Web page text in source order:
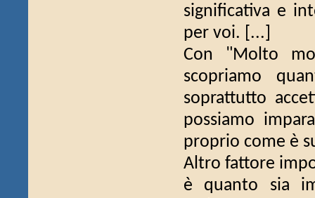
significativa e
per voi. [...]
Con "Molto
scopriamo
soprattutto
possiamo
proprio come è
Altro fattore
è quanto sia